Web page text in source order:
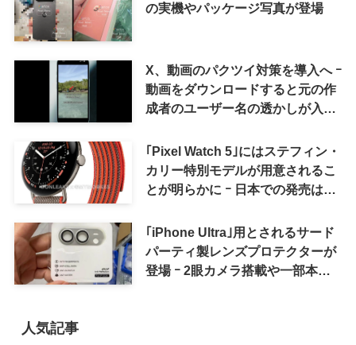
の実機やパッケージ写真が登場
X、動画のパクツイ対策を導入へ ｰ
動画をダウンロードすると元の作
成者のユーザー名の透かしが入る
｢Pixel Watch 5｣にはステフィン・
カリー特別モデルが用意されるこ
とが明らかに ｰ 日本での発売は期
｢iPhone Ultra｣用とされるサード
パーティ製レンズプロテクターが
登場 ｰ 2眼カメラ搭載や一部本体
人気記事